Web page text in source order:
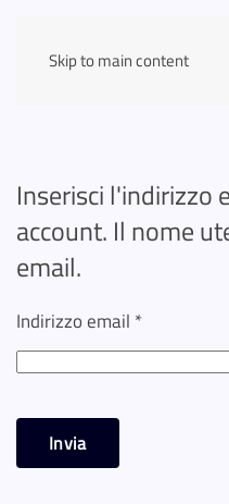
Skip to main content
Inserisci l'indirizzo
account. Il nome
email.
Indirizzo email *
Invia